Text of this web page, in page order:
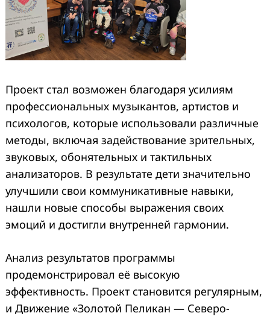
Проект стал возможен благодаря усилиям
профессиональных музыкантов, артистов и
психологов, которые использовали различные
методы, включая задействование зрительных,
звуковых, обонятельных и тактильных
анализаторов. В результате дети значительно
улучшили свои коммуникативные навыки,
нашли новые способы выражения своих
эмоций и достигли внутренней гармонии.
Анализ результатов программы
продемонстрировал её высокую
эффективность. Проект становится регулярным,
и Движение «Золотой Пеликан — Северо-